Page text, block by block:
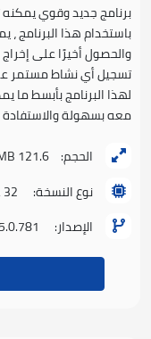
برنامج جديد وقوي يمكنه
باستخدام هذا البرنامج
والحصول أخيرًا على
تسجيل أي نشاط مستمر
لهذا البرنامج بأبسط
معه بسهولة والاستفادة
الحجم: 121.6 MB
نوع النسخة:
32 & 64 bit
الإصدار: